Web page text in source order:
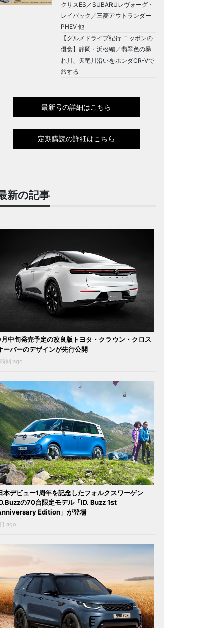
クサスES／SUBARUレヴォーグ・
レイバック／三菱アウトランダー
PHEV 他
【グルメドライブ紀行 ニッポンの
優食】静岡・浜松編／翡翠色の暴
れ川、天竜川沿いをホンダCR-Vで
旅する
最新号の詳細はこちら
定期購読の詳細はこちら
新の記事
中旬発売予定の改良版トヨタ・クラウン・クロス
ーバーのデザインが先行公開
間 ago
本デビュー1周年を記念したフォルクスワーゲン
の70台限定モデル「ID. Buzz 1st
Edition」が登場
ago